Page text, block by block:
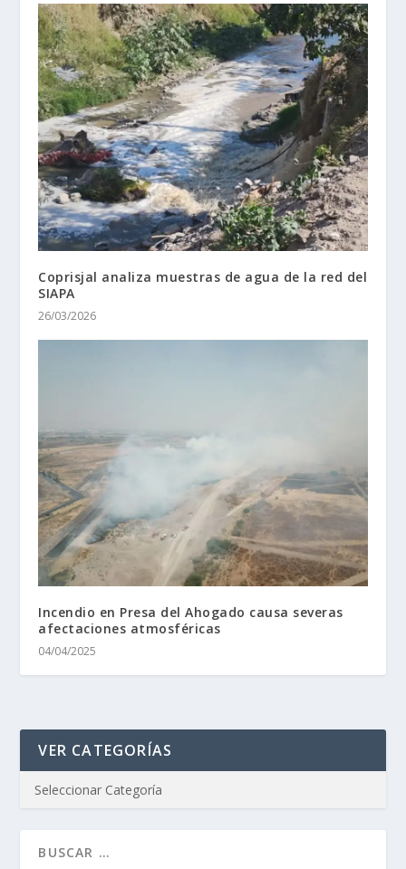
Coprisjal analiza muestras de agua de la red del
SIAPA
26/03/2026
Incendio en Presa del Ahogado causa severas
afectaciones atmosféricas
04/04/2025
VER CATEGORÍAS